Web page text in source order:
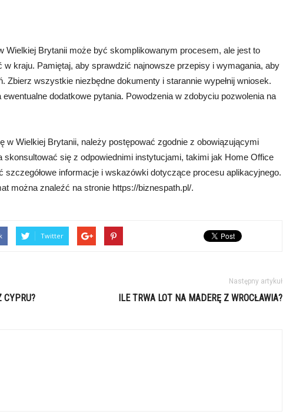
Wielkiej Brytanii może być skomplikowanym procesem, ale jest to
w kraju. Pamiętaj, aby sprawdzić najnowsze przepisy i wymagania, aby
Zbierz wszystkie niezbędne dokumenty i starannie wypełnij wniosek.
dodatkowe pytania. Powodzenia w zdobyciu pozwolenia na
w Wielkiej Brytanii, należy postępować zgodnie z obowiązującymi
się z odpowiednimi instytucjami, takimi jak Home Office
szczegółowe informacje i wskazówki dotyczące procesu aplikacyjnego.
można znaleźć na stronie https://biznespath.pl/.
Twitter
CYPRU?
Następny artykuł
ILE TRWA LOT NA MADERĘ Z WROCŁAWIA?